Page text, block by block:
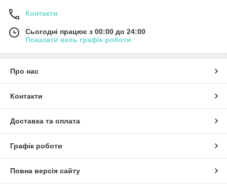
Контакти
Сьогодні працює з 00:00 до 24:00
Показати весь графік роботи
Про нас
Контакти
Доставка та оплата
Графік роботи
Повна версія сайту